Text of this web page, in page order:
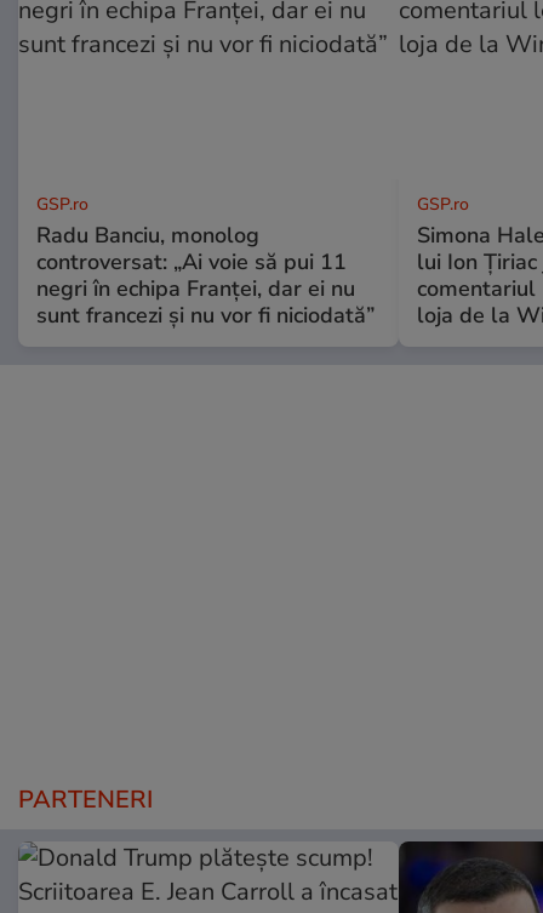
GSP.ro
Radu Banciu, monolog
controversat: „Ai voie să pui 11
negri în echipa Franței, dar ei nu
sunt francezi și nu vor fi niciodată”
GSP.ro
Simona
lui Ion
loja de la
PARTENERI